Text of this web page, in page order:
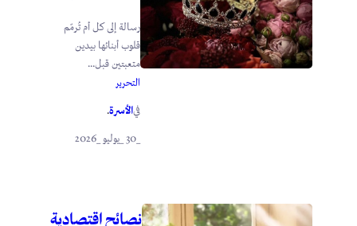
رسالة إلى كل أم تُرمّم
قلوب أبنائها بيدين
متعبتين قبل...
التحرير
فيالأسرة.
نصائح اقتصادية